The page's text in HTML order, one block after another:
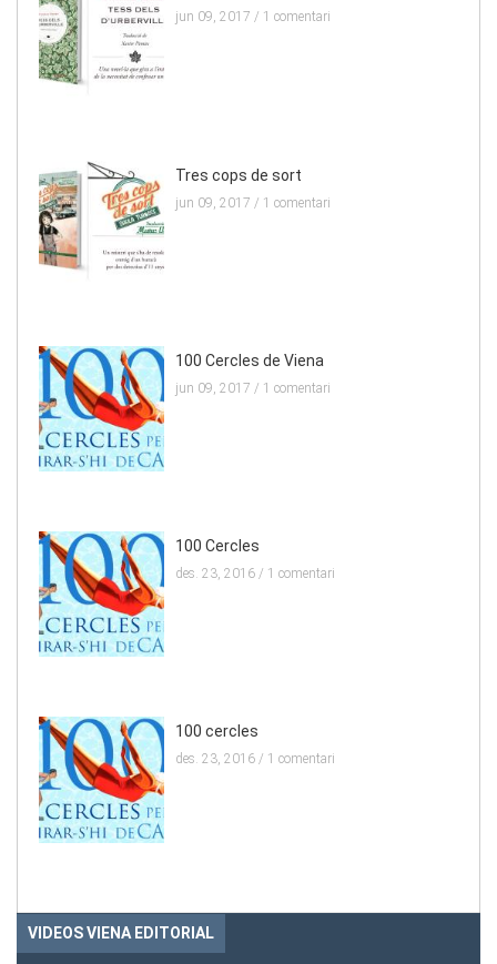
jun 09, 2017 / 1 comentari
Tres cops de sort
jun 09, 2017 / 1 comentari
100 Cercles de Viena
jun 09, 2017 / 1 comentari
100 Cercles
des. 23, 2016 / 1 comentari
100 cercles
des. 23, 2016 / 1 comentari
VIDEOS VIENA EDITORIAL